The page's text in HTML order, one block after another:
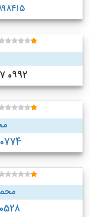
0992 647 5463 (شهریار)